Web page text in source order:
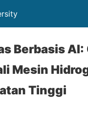
Berbasis AI:
Mesin
Tinggi